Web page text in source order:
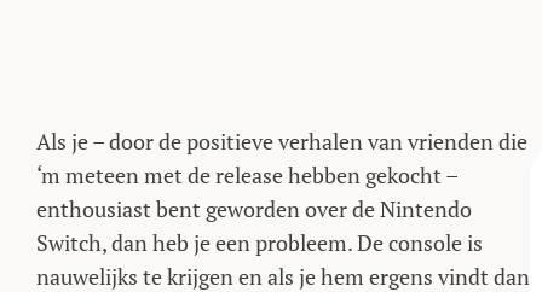
Als je – door de positieve verhalen van vrienden die
‘m meteen met de release hebben gekocht –
enthousiast bent geworden over de Nintendo
Switch, dan heb je een probleem. De console is
nauwelijks te krijgen en als je hem ergens vindt dan